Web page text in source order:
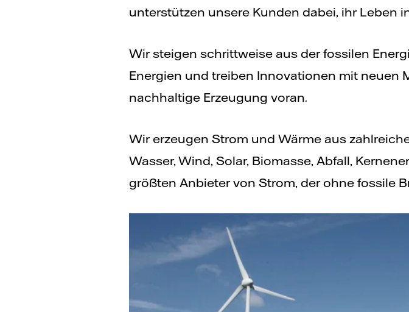
unterstützen unsere Kunden dabei, ihr Leben
Wir steigen schrittweise aus der fossilen
Energien und treiben Innovationen mit neuen
nachhaltige Erzeugung voran.
Wir erzeugen Strom und Wärme aus
Wasser, Wind, Solar, Biomasse, Abfall,
größten Anbieter von Strom, der ohne fossile